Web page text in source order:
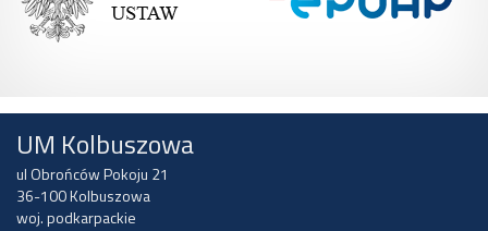
UM Kolbuszowa
ul Obrońców Pokoju 21
36-100 Kolbuszowa
woj. podkarpackie